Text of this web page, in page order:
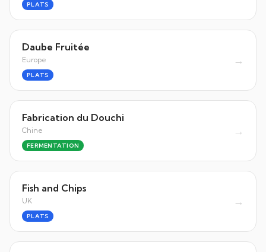
PLATS
Daube Fruitée
Europe
PLATS
→
Fabrication du Douchi
Chine
FERMENTATION
→
Fish and Chips
UK
PLATS
→